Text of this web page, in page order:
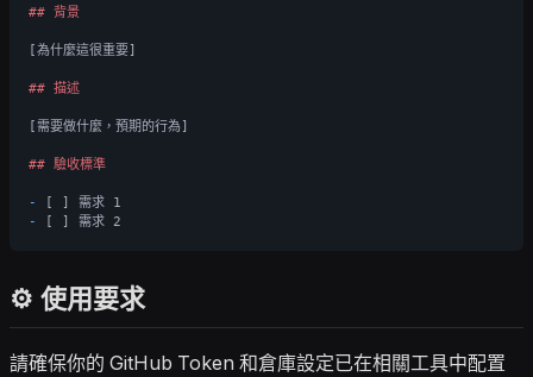
## 背景
[為什麼這很重要]
## 描述
[需要做什麼，預期的行為]
## 驗收標準
-
-
⚙️ 使用要求
請確保你的 GitHub Token 和倉庫設定已在相關工具中配置